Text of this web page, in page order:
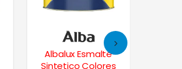
Albalux Esmalte
Sintetico Colores